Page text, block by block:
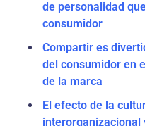
de personalidad
consumidor
Compartir es
del consumidor en
de la marca
El efecto de la
interorganizacional